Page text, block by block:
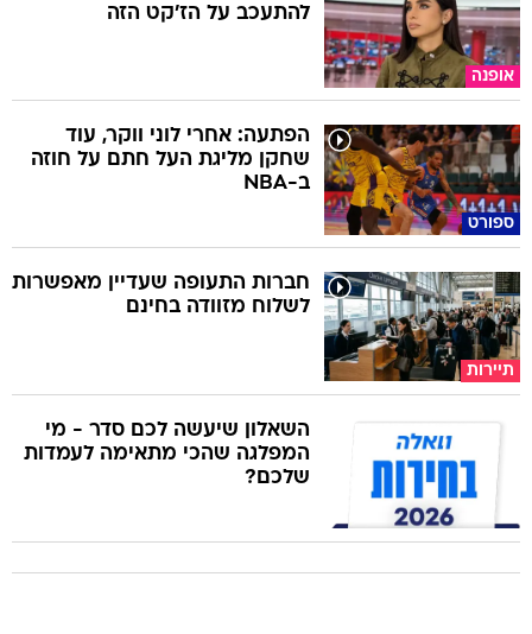
אופנה
להתעכב על הז'קט הזה
ספורט
הפתעה: אחרי לוני ווקר, עוד
שחקן מליגת העל חתם על חוזה
ב-NBA
תיירות
חברות התעופה שעדיין מאפשרות
לשלוח מזוודה בחינם
השאלון שיעשה לכם סדר - מי
המפלגה שהכי מתאימה לעמדות
שלכם?